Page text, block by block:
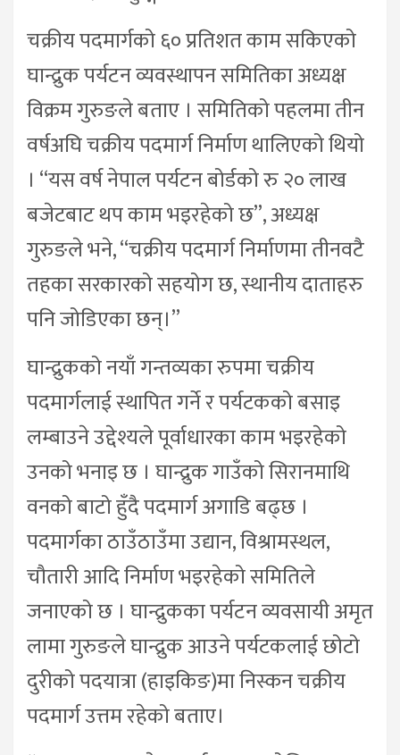
चक्रीय पदमार्गको ६० प्रतिशत काम सकिएको
घान्द्रुक पर्यटन व्यवस्थापन समितिका अध्यक्ष
विक्रम गुरुङले बताए । समितिको पहलमा तीन
वर्षअघि चक्रीय पदमार्ग निर्माण थालिएको थियो
। “यस वर्ष नेपाल पर्यटन बोर्डको रु २० लाख
बजेटबाट थप काम भइरहेको छ”, अध्यक्ष
गुरुङले भने, “चक्रीय पदमार्ग निर्माणमा तीनवटै
तहका सरकारको सहयोग छ, स्थानीय दाताहरु
पनि जोडिएका छन्।”
घान्द्रुकको नयाँ गन्तव्यका रुपमा चक्रीय
पदमार्गलाई स्थापित गर्ने र पर्यटकको बसाइ
लम्बाउने उद्देश्यले पूर्वाधारका काम भइरहेको
उनको भनाइ छ । घान्द्रुक गाउँको सिरानमाथि
वनको बाटो हुँदै पदमार्ग अगाडि बढ्छ ।
पदमार्गका ठाउँठाउँमा उद्यान, विश्रामस्थल,
चौतारी आदि निर्माण भइरहेको समितिले
जनाएको छ । घान्द्रुकका पर्यटन व्यवसायी अमृत
लामा गुरुङले घान्द्रुक आउने पर्यटकलाई छोटो
दुरीको पदयात्रा (हाइकिङ)मा निस्कन चक्रीय
पदमार्ग उत्तम रहेको बताए।